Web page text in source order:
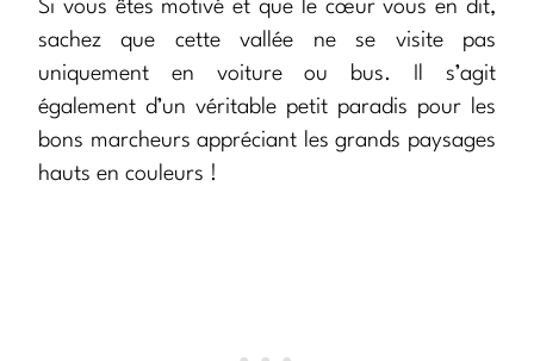
Si vous êtes motivé et que le cœur vous en dit,
sachez que cette vallée ne se visite pas
uniquement en voiture ou bus. Il s’agit
également d’un véritable petit paradis pour les
bons marcheurs appréciant les grands paysages
hauts en couleurs !